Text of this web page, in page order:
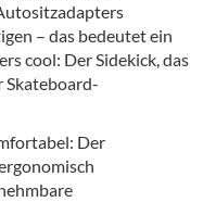
– das bedeutet ein
cool: Der Sidekick, das
Skateboard-
Der